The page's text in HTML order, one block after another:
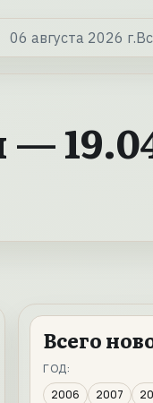
06 августа 2026 г.
Всего
ГОД:
2006
2007